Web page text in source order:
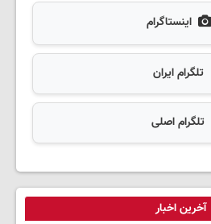
اینستاگرام
تلگرام ایران
تلگرام اصلی
آخرین اخبار